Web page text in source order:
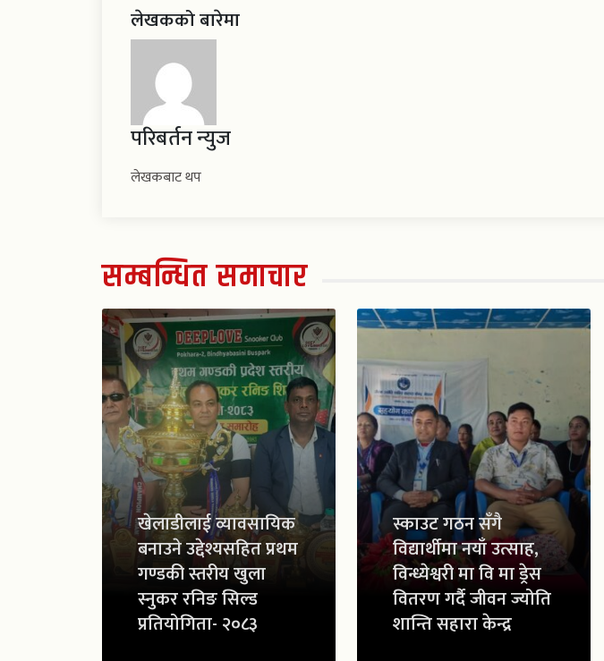
लेखकको बारेमा
परिबर्तन न्युज
लेखकबाट थप
सम्बन्धित समाचार
खेलाडीलाई व्यावसायिक
बनाउने उद्देश्यसहित प्रथम
गण्डकी स्तरीय खुला
स्नुकर रनिङ सिल्ड
प्रतियोगिता- २०८३
स्काउट गठन सँगै
विद्यार्थीमा नयाँ उत्साह,
विन्ध्येश्वरी मा वि मा ड्रेस
वितरण गर्दै जीवन ज्योति
शान्ति सहारा केन्द्र